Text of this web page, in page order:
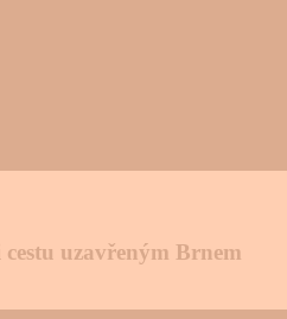
uzavřeným Brnem